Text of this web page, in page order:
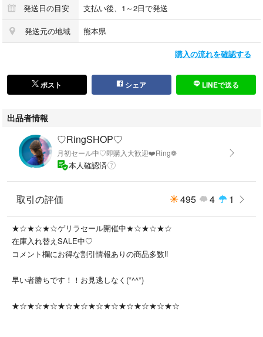
着丈:58
写真最後に採寸表もございます。
used
目立った傷や汚れはありません。
◆素材
レース部分
綿100%
◆備考
古着という性質上、把握しきれないダメージや汚れがある場合がござい
発送日の目安 支払い後、1～2日で発送
発送元の地域 熊本県
購入の流れを確認する
ポスト シェア LINEで送る
出品者情報
♡RingSHOP♡
月初セール中♡即購入大歓迎❤️Ring❁
本人確認済
取引の評価 495 4 1
★☆★☆★☆ゲリラセール開催中★☆★☆★☆
在庫入れ替えSALE中♡
コメント欄にお得な割引情報ありの商品多数‼️
早い者勝ちです！！お見逃しなく(*^^*)
★☆★☆★☆★☆★☆★☆★☆★☆★☆★☆★☆